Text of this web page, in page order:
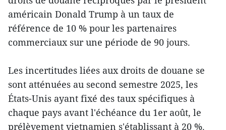
américain Donald Trump à un taux de
référence de 10 % pour les partenaires
commerciaux sur une période de 90 jours.
Les incertitudes liées aux droits de douane se
sont atténuées au second semestre 2025, les
États-Unis ayant fixé des taux spécifiques à
chaque pays avant l'échéance du 1er août, le
prélèvement vietnamien s'établissant à 20 %.